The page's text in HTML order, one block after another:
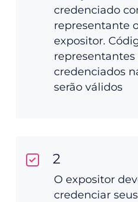
credenciado
representante
expositor.
representantes
credenciados
serão válidos
2
O expositor
credenciar seus